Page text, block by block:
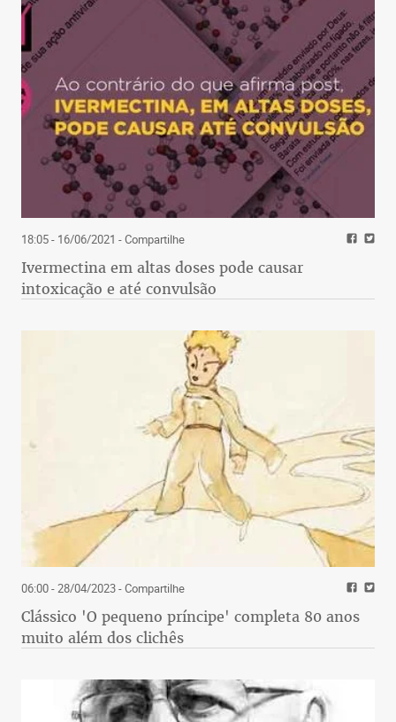
18:05 - 16/06/2021 - Compartilhe
Ivermectina em altas doses pode causar
intoxicação e até convulsão
06:00 - 28/04/2023- Compartilhe
Clássico 'O pequeno príncipe' completa 80 anos
muito além dos clichês